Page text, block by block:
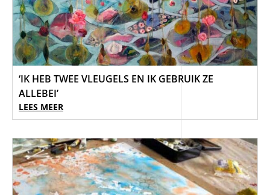
‘IK HEB TWEE VLEUGELS EN IK GEBRUIK ZE
ALLEBEI’
LEES MEER